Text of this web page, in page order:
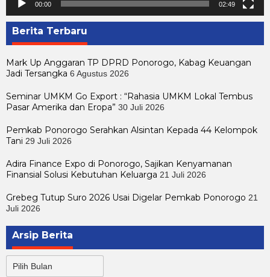
00:00 02:49
Berita Terbaru
Mark Up Anggaran TP DPRD Ponorogo, Kabag Keuangan
Jadi Tersangka 6 Agustus 2026
Seminar UMKM Go Export : “Rahasia UMKM Lokal Tembus
Pasar Amerika dan Eropa” 30 Juli 2026
Pemkab Ponorogo Serahkan Alsintan Kepada 44 Kelompok
Tani 29 Juli 2026
Adira Finance Expo di Ponorogo, Sajikan Kenyamanan
Finansial Solusi Kebutuhan Keluarga 21 Juli 2026
Grebeg Tutup Suro 2026 Usai Digelar Pemkab Ponorogo 21
Juli 2026
Arsip Berita
Berita